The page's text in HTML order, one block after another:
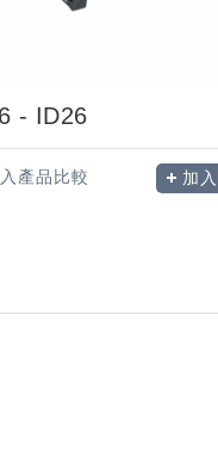
- ID26
產品比較 加